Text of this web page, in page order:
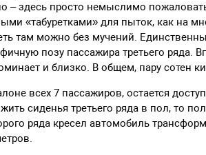
– здесь просто немыслимо
«табуретками» для пыток, как на
там можно без мучений.
позу пассажира третьего ряда.
и близко. В общем, пару сотен
всех 7 пассажиров, остается
сиденья третьего ряда в пол, то
ряда кресел автомобиль